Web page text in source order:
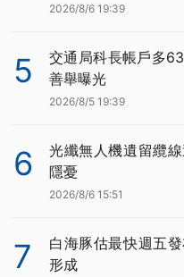
2026/8/6 19:39
5
交通局科長帳戶多
善舉曝光
2026/8/5 19:39
6
光纖無人機遺留纜
隱憂
2026/8/6 15:51
7
白海豚估最快週五
形成